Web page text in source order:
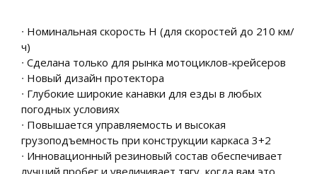
∙ Номинальная скорость H (для скоростей до 210 км/
ч)
∙ Сделана только для рынка мотоциклов-крейсеров
∙ Новый дизайн протектора
∙ Глубокие широкие канавки для езды в любых
погодных условиях
∙ Повышается управляемость и высокая
грузоподъемность при конструкции каркаса 3+2
∙ Инновационный резиновый состав обеспечивает